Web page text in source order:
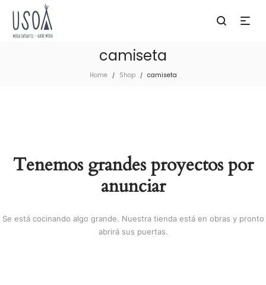
camiseta
Home / Shop / camiseta
Tenemos grandes proyectos por
anunciar
Se está cocinando algo grande. Nuestra tienda está en obras y pronto
abrirá sus puertas.